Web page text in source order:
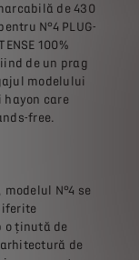
de 430
N°4 PLUG-
100%
de un prag
modelului
hayon care
free.
N°4 se
o ținută de
de